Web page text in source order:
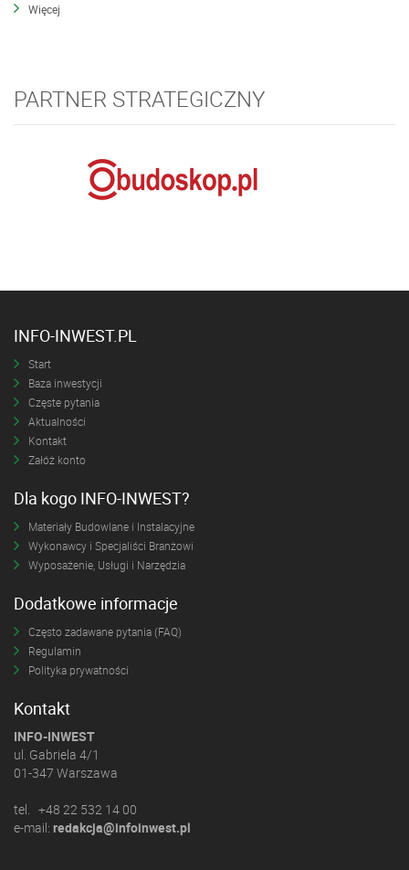
Więcej
PARTNER STRATEGICZNY
INFO-INWEST.PL
Start
Baza inwestycji
Częste pytania
Aktualności
Kontakt
Załóż konto
Dla kogo INFO-INWEST?
Materiały Budowlane i Instalacyjne
Wykonawcy i Specjaliści Branżowi
Wyposażenie, Usługi i Narzędzia
Dodatkowe informacje
Często zadawane pytania (FAQ)
Regulamin
Polityka prywatności
Kontakt
INFO-INWEST
ul. Gabriela 4/1
01-347 Warszawa
tel. +48 22 532 14 00
e-mail: redakcja@infoinwest.pl